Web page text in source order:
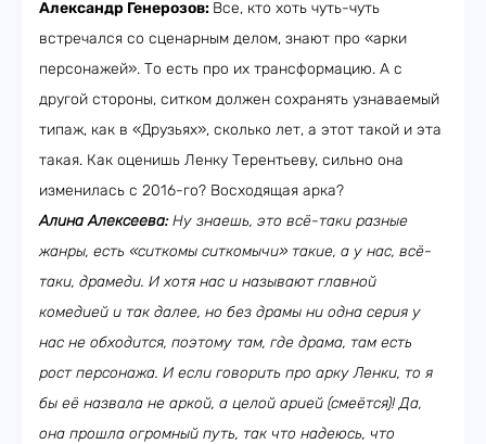
Александр Генерозов: Все, кто хоть чуть-чуть
встречался со сценарным делом, знают про «арки
персонажей». То есть про их трансформацию. А с
другой стороны, ситком должен сохранять узнаваемый
типаж, как в «Друзьях», сколько лет, а этот такой и эта
такая. Как оценишь Ленку Терентьеву, сильно она
изменилась с 2016-го? Восходящая арка?
Алина Алексеева:Ну знаешь, это всё-таки разные
жанры, есть «ситкомы ситкомычи» такие, а у нас, всё-
таки, драмеди. И хотя нас и называют главной
комедией и так далее, но без драмы ни одна серия у
нас не обходится, поэтому там, где драма, там есть
рост персонажа. И если говорить про арку Ленки, то я
бы её назвала не аркой, а целой арией (смеётся)! Да,
она прошла огромный путь, так что надеюсь, что